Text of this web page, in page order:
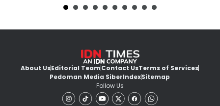
About UsEditorial TeamContact UsTerms of Services
Pedoman Media SiberIndexSitemap
Follow Us